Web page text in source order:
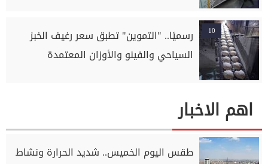
10
رسميًا.. "التموين" تطبق سعر رغيف الخبز
السياحي والفينو والأوزان المعتمدة
اهم الاخبار
طقس اليوم الخميس.. شديد الحرارة ونشاط